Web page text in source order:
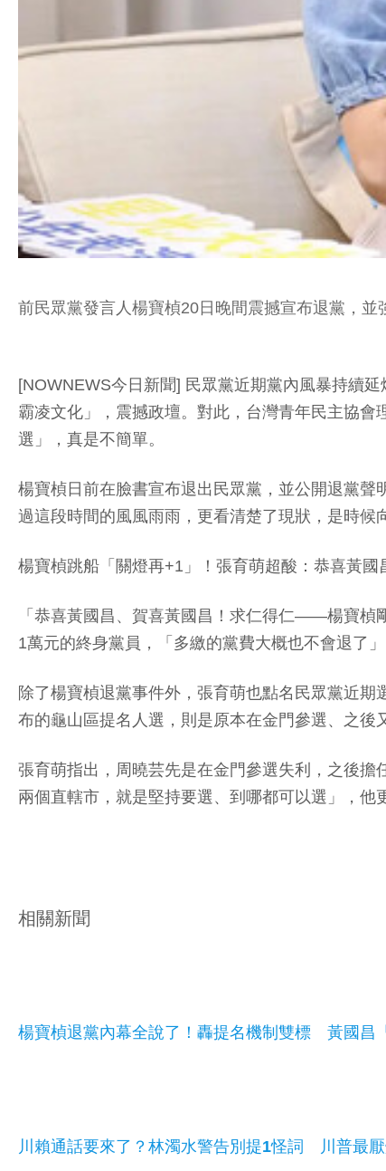
前民眾黨發言人楊寶楨20日晚間震撼宣布退黨，並
[NOWNEWS今日新聞] 民眾黨近期黨內風暴持續
霸凌文化」，震撼政壇。對此，台灣青年民主協
選」，真是不簡單。
楊寶楨日前在臉書宣布退出民眾黨，並公開退黨
過這段時間的風風雨雨，更看清楚了現狀，是時候
楊寶楨跳船「關燈再+1」！張育萌超酸：恭喜黃國
「恭喜黃國昌、賀喜黃國昌！求仁得仁——楊寶楨
1萬元的終身黨員，「多繳的黨費大概也不會退了」
除了楊寶楨退黨事件外，張育萌也點名民眾黨近
布的龜山區提名人選，則是原本在金門參選、之後
張育萌指出，周曉芸先是在金門參選失利，之後
兩個直轄市，就是堅持要選、到哪都可以選」，他
相關新聞
楊寶楨退黨內幕全說了！轟提名機制雙標 黃國昌
川賴通話要來了？林濁水警告別提1怪詞 川普最厭